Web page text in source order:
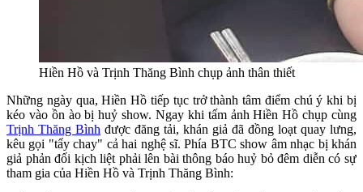
Hiền Hồ và Trịnh Thăng Bình chụp ảnh thân thiết
Những ngày qua, Hiền Hồ tiếp tục trở thành tâm điểm chú ý khi bị
kéo vào ồn ào bị huỷ show. Ngay khi tấm ảnh Hiền Hồ chụp cùng
Trịnh Thăng Bình được đăng tải, khán giả đã đồng loạt quay lưng,
kêu gọi "tẩy chay" cả hai nghệ sĩ. Phía BTC show âm nhạc bị khán
giả phản đối kịch liệt phải lên bài thông báo huỷ bỏ đêm diễn có sự
tham gia của Hiền Hồ và Trịnh Thăng Bình: